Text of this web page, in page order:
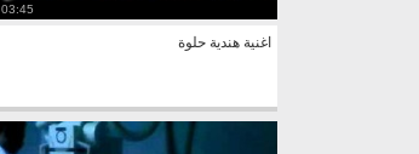
03:45
اغنية هندية حلوة